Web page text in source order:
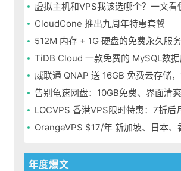
虚拟主机和VPS我该选哪个？一文看懂核心
CloudCone 推出九周年特惠套餐
512M 内存 + 1G 硬盘的免费永久服务器
TiDB Cloud 一款免费的 MySQL数
威联通 QNAP 送 16GB 免费云存储，12 个区域任
告别龟速网盘：10GB免费、界面清爽的英国
LOCVPS 香港VPS限时特惠：7折后月付仅21元 三网优
OrangeVPS $17/年 新加坡、日本、香
年度爆文